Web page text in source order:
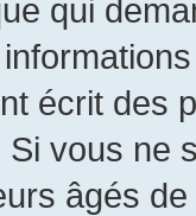
qui
écrit des
vous ne
âgés